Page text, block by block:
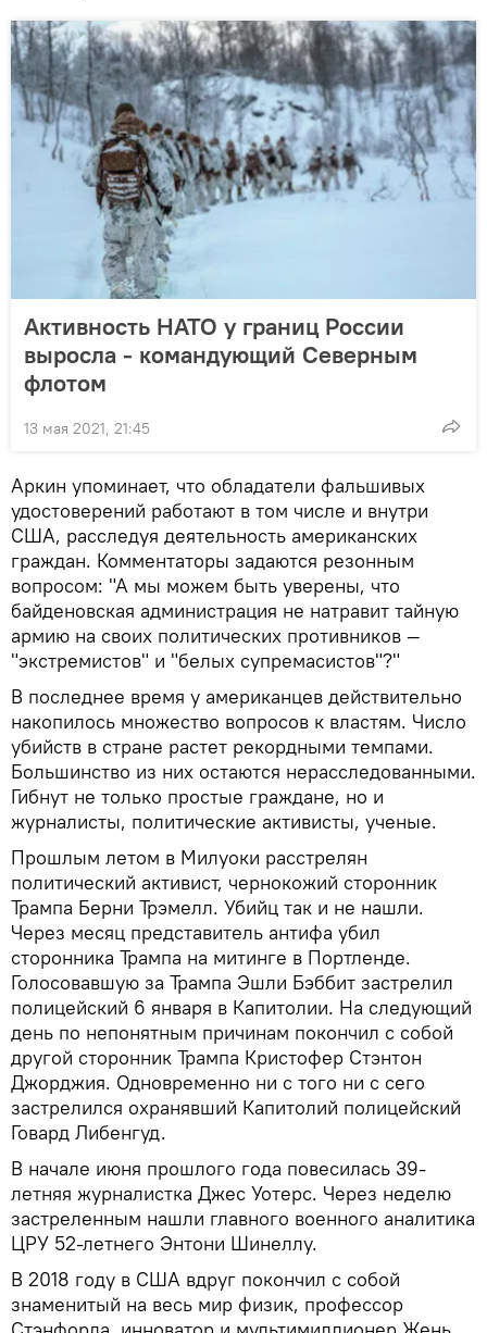
Активность НАТО у границ России
выросла - командующий Северным
флотом
13 мая 2021, 21:45
Аркин упоминает, что обладатели фальшивых
удостоверений работают в том числе и внутри
США, расследуя деятельность американских
граждан. Комментаторы задаются резонным
вопросом: "А мы можем быть уверены, что
байденовская администрация не натравит тайную
армию на своих политических противников —
"экстремистов" и "белых супремасистов"?"
В последнее время у американцев действительно
накопилось множество вопросов к властям. Число
убийств в стране растет рекордными темпами.
Большинство из них остаются нерасследованными.
Гибнут не только простые граждане, но и
журналисты, политические активисты, ученые.
Прошлым летом в Милуоки расстрелян
политический активист, чернокожий сторонник
Трампа Берни Трэмелл. Убийц так и не нашли.
Через месяц представитель антифа убил
сторонника Трампа на митинге в Портленде.
Голосовавшую за Трампа Эшли Бэббит застрелил
полицейский 6 января в Капитолии. На следующий
день по непонятным причинам покончил с собой
другой сторонник Трампа Кристофер Стэнтон
Джорджия. Одновременно ни с того ни с сего
застрелился охранявший Капитолий полицейский
Говард Либенгуд.
В начале июня прошлого года повесилась 39-
летняя журналистка Джес Уотерс. Через неделю
застреленным нашли главного военного аналитика
ЦРУ 52-летнего Энтони Шинеллу.
В 2018 году в США вдруг покончил с собой
знаменитый на весь мир физик, профессор